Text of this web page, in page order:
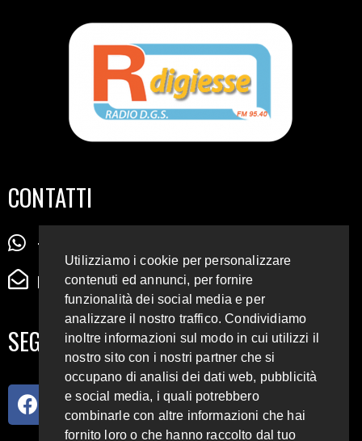
CONTATTI
+39 345 72 72 88 5
radiodigiesse@gmail.com
SEGUICI SUI SOCIAL
Utilizziamo i cookie per personalizzare
contenuti ed annunci, per fornire
funzionalità dei social media e per
analizzare il nostro traffico. Condividiamo
inoltre informazioni sul modo in cui utilizzi il
nostro sito con i nostri partner che si
occupano di analisi dei dati web, pubblicità
e social media, i quali potrebbero
combinarle con altre informazioni che hai
fornito loro o che hanno raccolto dal tuo